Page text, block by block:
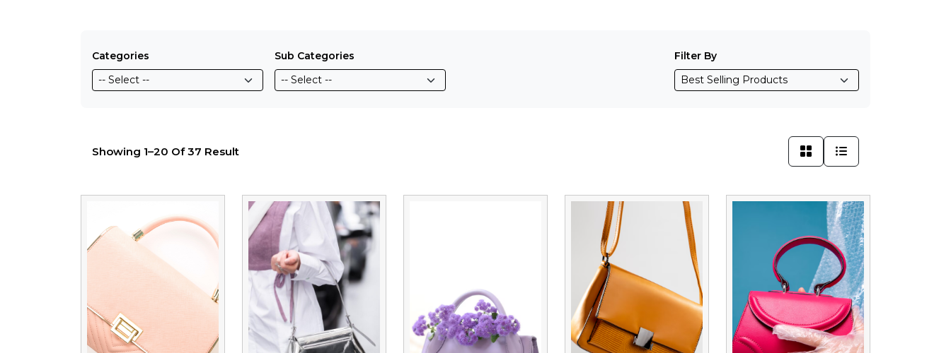
Categories Sub Categories Filter By
Showing 1–20 Of 37 Result